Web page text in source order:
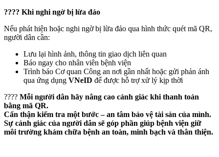
???? Khi nghi ngờ bị lừa đảo
Nếu phát hiện hoặc nghi ngờ bị lừa đảo qua hình thức quét mã QR,
người dân cần:
Lưu lại hình ảnh, thông tin giao dịch liên quan
Báo ngay cho nhân viên bệnh viện
Trình báo Cơ quan Công an nơi gần nhất hoặc gửi phản ánh
qua ứng dụng VNeID để được hỗ trợ xử lý kịp thời
???? Mỗi người dân hãy nâng cao cảnh giác khi thanh toán
bằng mã QR.
Cẩn thận kiểm tra một bước – an tâm bảo vệ tài sản của mình.
Sự cảnh giác của người dân sẽ góp phần giúp bệnh viện giữ
môi trường khám chữa bệnh an toàn, minh bạch và thân thiện.